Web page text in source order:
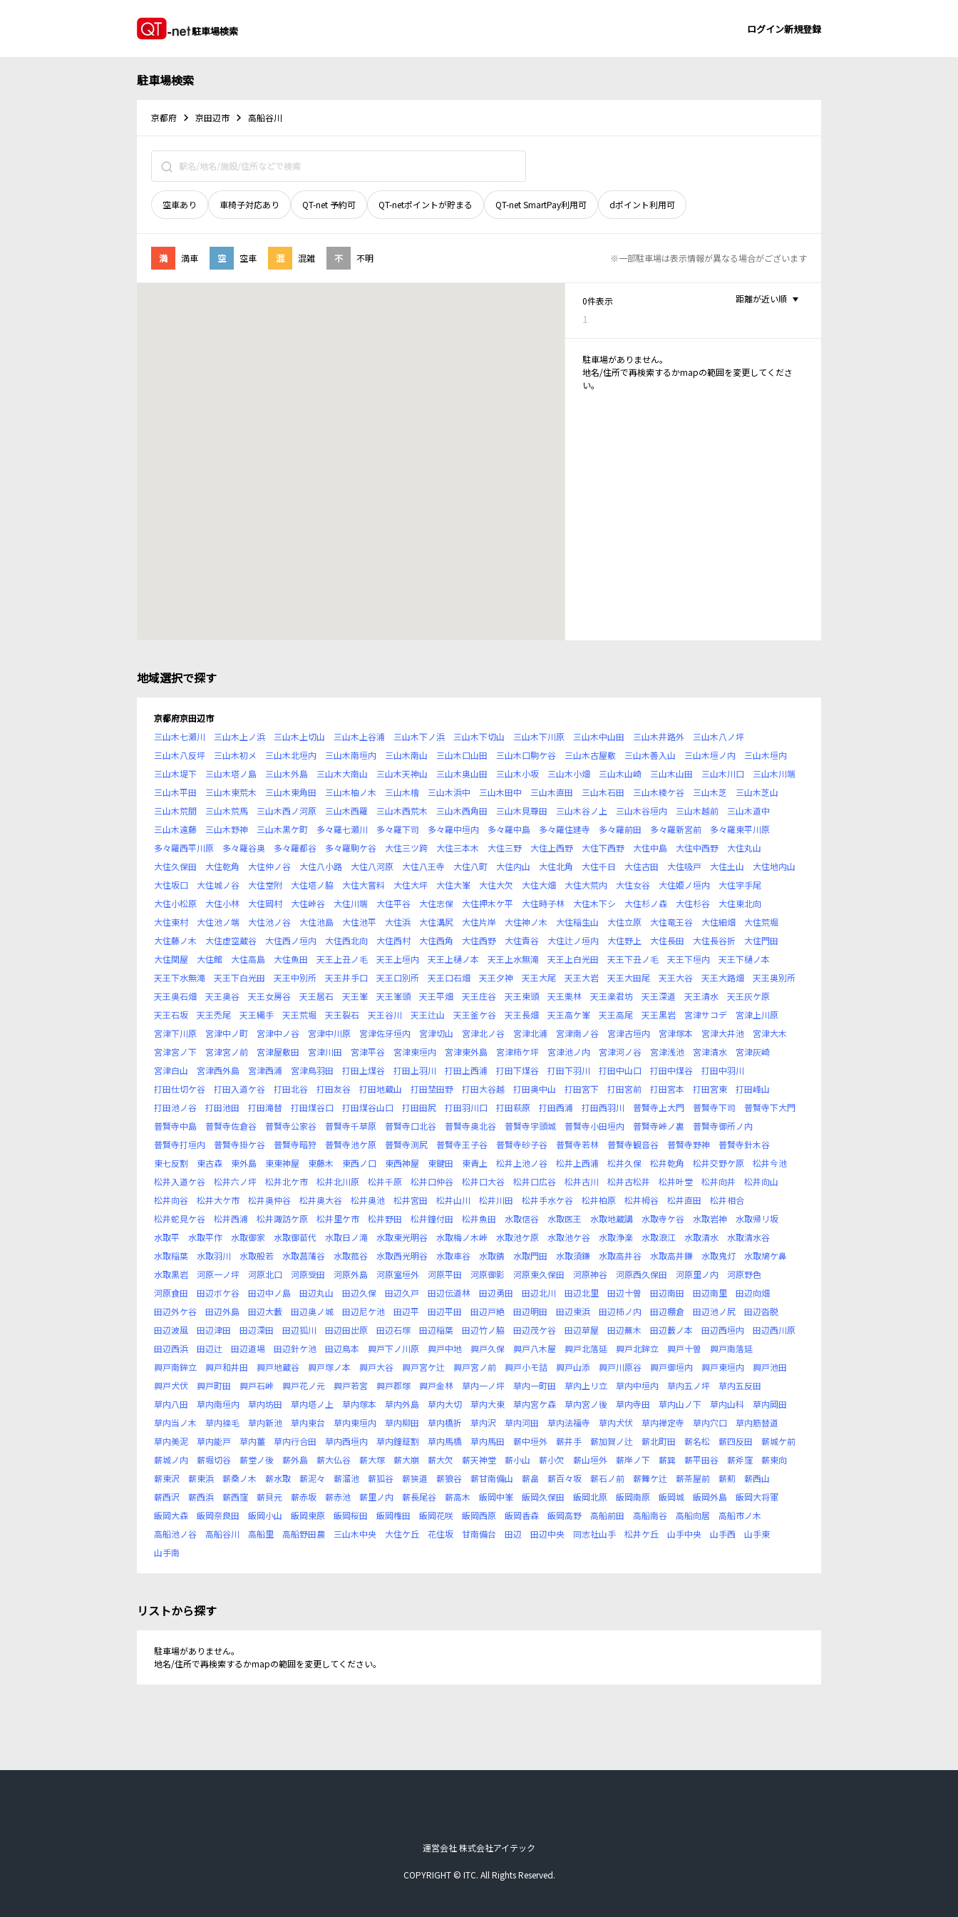
駐車場検索 ログイン新規登録
駐車場検索
京都府 京田辺市 高船谷川
空車あり 車椅子対応あり QT-net 予約可 QT-netポイントが貯まる QT-net SmartPay利用可 dポイント利用可
満 満車 空 空車 混 混雑 不 不明 ※一部駐車場は表示情報が異なる場合がございます
0件表示
1
距離が近い順
駐車場がありません。
地名/住所で再検索するかmapの範囲を変更してくださ
い。
地域選択で探す
京都府京田辺市
三山木七瀬川
三山木上ノ浜 三山木上切山 三山木上谷浦 三山木下ノ浜 三山木下切山 三山木下川原 三山木中山田 三山木井路外
三山木八ノ坪
三山木八反坪
三山木初メ 三山木北垣内 三山木南垣内 三山木南山 三山木口山田 三山木口駒ケ谷 三山木古屋敷 三山木善入山 三山木垣ノ内
三山木垣内
三山木堤下
三山木塔ノ島 三山木外島 三山木大南山 三山木天神山 三山木奥山田 三山木小坂 三山木小畑 三山木山崎 三山木山田 三山木川口
三山木川端
三山木平田
三山木東荒木 三山木東角田 三山木柚ノ木 三山木檜 三山木浜中 三山木田中 三山木直田 三山木石田 三山木綾ケ谷 三山木芝
三山木芝山
三山木荒間
三山木荒馬 三山木西ノ河原 三山木西羅 三山木西荒木 三山木西角田 三山木見尊田 三山木谷ノ上 三山木谷垣内 三山木越前
三山木道中
三山木遠藤
三山木野神 三山木黒ケ町 多々羅七瀬川 多々羅下司 多々羅中垣内 多々羅中島 多々羅住建寺 多々羅前田 多々羅新宮前
多々羅東平川原
多々羅西平川原
多々羅谷奥 多々羅都谷 多々羅駒ケ谷 大住三ツ跨 大住三本木 大住三野 大住上西野 大住下西野 大住中島 大住中西野
大住丸山
大住久保田
大住乾角 大住仲ノ谷 大住八小路 大住八河原 大住八王寺 大住八町 大住内山 大住北角 大住千日 大住古田 大住吸戸 大住土山
大住地内山
大住坂口
大住城ノ谷 大住堂附 大住塔ノ脇 大住大嘗料 大住大坪 大住大峯 大住大欠 大住大畑 大住大荒内 大住女谷 大住姫ノ垣内
大住宇手尾
大住小松原
大住小林 大住岡村 大住峠谷 大住川端 大住平谷 大住志保 大住押木ケ平 大住時子林 大住木下シ 大住杉ノ森 大住杉谷
大住東北向
大住東村
大住池ノ端 大住池ノ谷 大住池島 大住池平 大住浜 大住溝尻 大住片岸 大住神ノ木 大住稲生山 大住立原 大住竜王谷 大住細畑
大住荒堀
大住藤ノ木
大住虚空蔵谷 大住西ノ垣内 大住西北向 大住西村 大住西角 大住西野 大住責谷 大住辻ノ垣内 大住野上 大住長田 大住長谷折
大住門田
大住関屋
大住館 大住高島 大住魚田 天王上丑ノ毛 天王上垣内 天王上樋ノ本 天王上水無滝 天王上白光田 天王下丑ノ毛 天王下垣内
天王下樋ノ本
天王下水無滝
天王下白光田 天王中別所 天王井手口 天王口別所 天王口石畑 天王夕神 天王大尾 天王大岩 天王大田尾 天王大谷 天王大路畑
天王奥別所
天王奥石畑
天王奥谷 天王女房谷 天王居石 天王峯 天王峯頭 天王平畑 天王庄谷 天王東頭 天王栗林 天王楽君坊 天王深道 天王清水
天王灰ケ原
天王石坂
天王禿尾 天王縄手 天王荒堀 天王裂石 天王谷川 天王辻山 天王釜ケ谷 天王長畑 天王高ケ峯 天王高尾 天王黒岩 宮津サコデ
宮津上川原
宮津下川原
宮津中ノ町 宮津中ノ谷 宮津中川原 宮津佐牙垣内 宮津切山 宮津北ノ谷 宮津北浦 宮津南ノ谷 宮津古垣内 宮津塚本 宮津大井池
宮津大木
宮津宮ノ下
宮津宮ノ前 宮津屋敷田 宮津川田 宮津平谷 宮津東垣内 宮津東外島 宮津柿ケ坪 宮津池ノ内 宮津河ノ谷 宮津浅池 宮津清水
宮津灰崎
宮津白山
宮津西外島 宮津西浦 宮津鳥羽田 打田上煤谷 打田上羽川 打田上西浦 打田下煤谷 打田下羽川 打田中山口 打田中煤谷
打田中羽川
打田仕切ケ谷
打田入道ケ谷 打田北谷 打田友谷 打田地蔵山 打田埜田野 打田大谷越 打田奥中山 打田宮下 打田宮前 打田宮本 打田宮東
打田峰山
打田池ノ谷
打田池田 打田滝替 打田煤谷口 打田煤谷山口 打田田尻 打田羽川口 打田萩原 打田西浦 打田西羽川 普賢寺上大門 普賢寺下司
普賢寺下大門
普賢寺中島
普賢寺佐倉谷 普賢寺公家谷 普賢寺千草原 普賢寺口北谷 普賢寺奥北谷 普賢寺宇頭城 普賢寺小田垣内 普賢寺峠ノ裏
普賢寺御所ノ内
普賢寺打垣内
普賢寺掛ケ谷 普賢寺暗狩 普賢寺池ケ原 普賢寺渕尻 普賢寺王子谷 普賢寺砂子谷 普賢寺若林 普賢寺観音谷 普賢寺野神
普賢寺針木谷
東七反割
東古森 東外島 東東神屋 東藤木 東西ノ口 東西神屋 東鍵田 東青上 松井上池ノ谷 松井上西浦 松井久保 松井乾角 松井交野ケ原
松井今池
松井入道ケ谷
松井六ノ坪 松井北ケ市 松井北川原 松井千原 松井口仲谷 松井口大谷 松井口広谷 松井古川 松井古松井 松井叶堂 松井向井
松井向山
松井向谷
松井大ケ市 松井奥仲谷 松井奥大谷 松井奥池 松井宮田 松井山川 松井川田 松井手水ケ谷 松井柏原 松井栂谷 松井直田
松井相合
松井蛇見ケ谷
松井西浦 松井諏訪ケ原 松井里ケ市 松井野田 松井鐘付田 松井魚田 水取信谷 水取医王 水取地蔵講 水取寺ケ谷 水取岩神
水取帰リ坂
水取平
水取平作 水取御家 水取御苗代 水取日ノ滝 水取東光明谷 水取梅ノ木峠 水取池ケ原 水取池ケ谷 水取浄楽 水取浪江 水取清水
水取清水谷
水取稲葉
水取羽川 水取般若 水取菖蒲谷 水取菰谷 水取西光明谷 水取車谷 水取錆 水取門田 水取須鎌 水取高井谷 水取高井鎌 水取鬼灯
水取鳩ケ鼻
水取黒岩
河原一ノ坪 河原北口 河原受田 河原外島 河原室垣外 河原平田 河原御影 河原東久保田 河原神谷 河原西久保田 河原里ノ内
河原野色
河原食田
田辺ボケ谷 田辺中ノ島 田辺丸山 田辺久保 田辺久戸 田辺伝道林 田辺勇田 田辺北川 田辺北里 田辺十曽 田辺南田 田辺南里
田辺向畑
田辺外ケ谷
田辺外島 田辺大藪 田辺奥ノ城 田辺尼ケ池 田辺平 田辺平田 田辺戸絶 田辺明田 田辺東浜 田辺柿ノ内 田辺棚倉 田辺池ノ尻
田辺沓脱
田辺波風
田辺津田 田辺深田 田辺狐川 田辺田出原 田辺石塚 田辺稲葉 田辺竹ノ脇 田辺茂ケ谷 田辺草屋 田辺蕪木 田辺藪ノ本 田辺西垣内
田辺西川原
田辺西浜
田辺辻 田辺道場 田辺針ケ池 田辺鳥本 興戸下ノ川原 興戸中地 興戸久保 興戸八木屋 興戸北落延 興戸北鉾立 興戸十曽
興戸南落延
興戸南鉾立
興戸和井田 興戸地蔵谷 興戸塚ノ本 興戸大谷 興戸宮ケ辻 興戸宮ノ前 興戸小モ詰 興戸山添 興戸川原谷 興戸御垣内 興戸東垣内
興戸池田
興戸犬伏
興戸町田 興戸石峠 興戸花ノ元 興戸若宮 興戸郡塚 興戸金林 草内一ノ坪 草内一町田 草内上リ立 草内中垣内 草内五ノ坪
草内五反田
草内八田
草内南垣内 草内坊田 草内塔ノ上 草内塚本 草内外島 草内大切 草内大東 草内宮ケ森 草内宮ノ後 草内寺田 草内山ノ下 草内山科
草内岡田
草内当ノ木
草内操毛 草内新池 草内東台 草内東垣内 草内柳田 草内橋折 草内沢 草内河田 草内法福寺 草内犬伏 草内禅定寺 草内穴口
草内筋替道
草内美泥
草内能戸 草内薑 草内行合田 草内西垣内 草内鐘鉦割 草内馬橋 草内馬田 薪中垣外 薪井手 薪加賀ノ辻 薪北町田 薪名松 薪四反田
薪城ケ前
薪城ノ内
薪堀切谷 薪堂ノ後 薪外島 薪大仏谷 薪大塚 薪大崩 薪大欠 薪天神堂 薪小山 薪小欠 薪山垣外 薪岸ノ下 薪巽 薪平田谷 薪斧窪
薪東向
薪東沢
薪東浜 薪桑ノ木 薪水取 薪泥々 薪溜池 薪狐谷 薪狭道 薪狼谷 薪甘南備山 薪畠 薪百々坂 薪石ノ前 薪舞ケ辻 薪茶屋前 薪薊
薪西山
薪西沢
薪西浜 薪西窪 薪貝元 薪赤坂 薪赤池 薪里ノ内 薪長尾谷 薪高木 飯岡中峯 飯岡久保田 飯岡北原 飯岡南原 飯岡城 飯岡外島
飯岡大将軍
飯岡大森
飯岡奈良田 飯岡小山 飯岡東原 飯岡桜田 飯岡権田 飯岡花咲 飯岡西原 飯岡香森 飯岡高野 高船前田 高船南谷 高船向居
高船市ノ木
高船池ノ谷
高船谷川 高船里 高船野田農 三山木中央 大住ケ丘 花住坂 甘南備台 田辺 田辺中央 同志社山手 松井ケ丘 山手中央 山手西
山手東
山手南
リストから探す
駐車場がありません。
地名/住所で再検索するかmapの範囲を変更してください。
運営会社 株式会社アイテック
COPYRIGHT © ITC. All Rights Reserved.